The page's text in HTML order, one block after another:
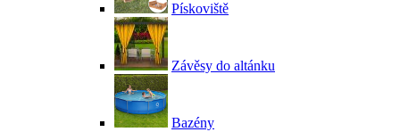
Pískoviště
Závěsy do altánku
Bazény